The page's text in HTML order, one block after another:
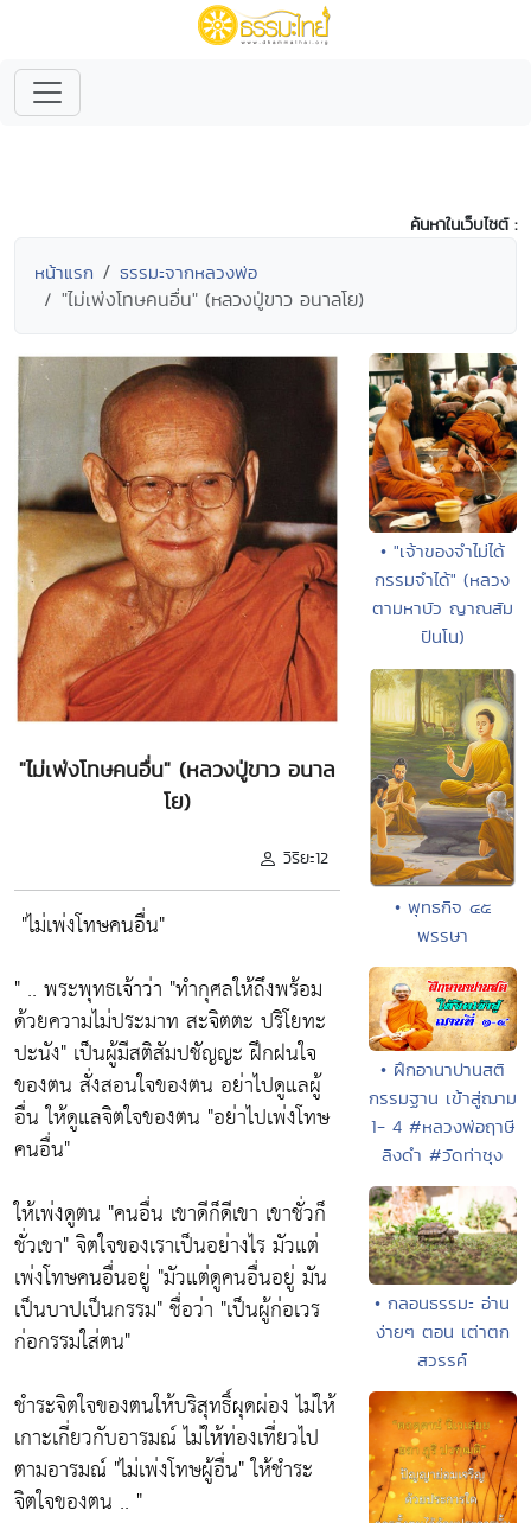
ค้นหาในเว็บไซต์ :
หน้าแรก ธรรมะจากหลวงพ่อ
"ไม่เพ่งโทษคนอื่น" (หลวงปู่ขาว อนาลโย)
"ไม่เพ่งโทษคนอื่น" (หลวงปู่ขาว อนาล
โย)
วิริยะ12
"ไม่เพ่งโทษคนอื่น"
" .. พระพุทธเจ้าว่า "ทำกุศลให้ถึงพร้อม
ด้วยความไม่ประมาท สะจิตตะ ปริโยทะ
ปะนัง" เป็นผู้มีสติสัมปชัญญะ ฝึกฝนใจ
ของตน สั่งสอนใจของตน อย่าไปดูแลผู้
อื่น ให้ดูแลจิตใจของตน "อย่าไปเพ่งโทษ
คนอื่น"
ให้เพ่งดูตน "คนอื่น เขาดีก็ดีเขา เขาชั่วก็
ชั่วเขา"จิตใจของเราเป็นอย่างไร มัวแต่
เพ่งโทษคนอื่นอยู่ "มัวแต่ดูคนอื่นอยู่ มัน
เป็นบาปเป็นกรรม"ชื่อว่า "เป็นผู้ก่อเวร
ก่อกรรมใส่ตน"
ชำระจิตใจของตนให้บริสุทธิ์ผุดผ่อง ไม่ให้
เกาะเกี่ยวกับอารมณ์ ไม่ให้ท่องเที่ยวไป
ตามอารมณ์ "ไม่เพ่งโทษผู้อื่น"ให้ชำระ
จิตใจของตน .. "
• "เจ้าของจำไม่ได้
กรรมจำได้" (หลวง
ตามหาบัว ญาณสัม
ปันโน)
• พุทธกิจ ๔๕
พรรษา
• ฝึกอานาปานสติ
กรรมฐาน เข้าสู่ฌาม
1- 4 #หลวงพ่อฤาษี
ลิงดำ #วัดท่าซุง
• กลอนธรรมะ อ่าน
ง่ายๆ ตอน เต่าตก
สวรรค์